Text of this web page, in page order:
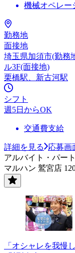
機械オペレー
勤務地
面接地
埼玉県加須市(勤務
ル3F(面接地)
栗橋駅、新古河駅
シフト
週5日からOK
交通費支給
詳細を見る
応募画
アルバイト・パート
マルハン 鷲宮店
「オシャレを我慢